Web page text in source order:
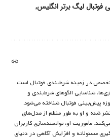
فوتبال لیگ برتر انگلیس
در زمینه شرط‌بندی فوتبال است.
بازی‌ها، شناسایی الگوهای شرط‌بندی و
پیش‌بینی فوتبال شناخته می‌شود.
شده و او به طور منظم از مدل‌های
مأموریت او، توانمندسازی کاربران
مسئولانه و افزایش آگاهی در دنیای